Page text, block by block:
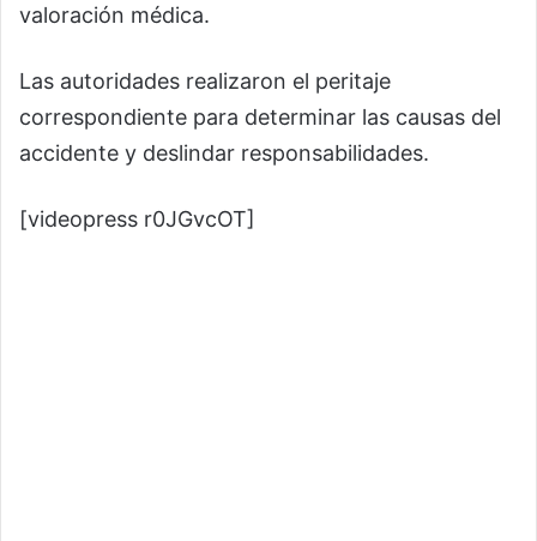
valoración médica.
Las autoridades realizaron el peritaje
correspondiente para determinar las causas del
accidente y deslindar responsabilidades.
[videopress r0JGvcOT]